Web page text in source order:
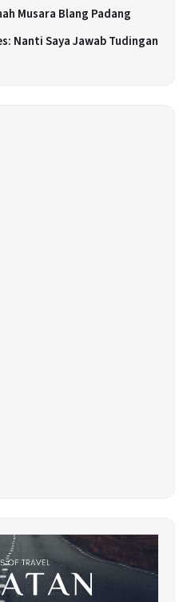
Musara Blang Padang
Nanti Saya Jawab Tudingan